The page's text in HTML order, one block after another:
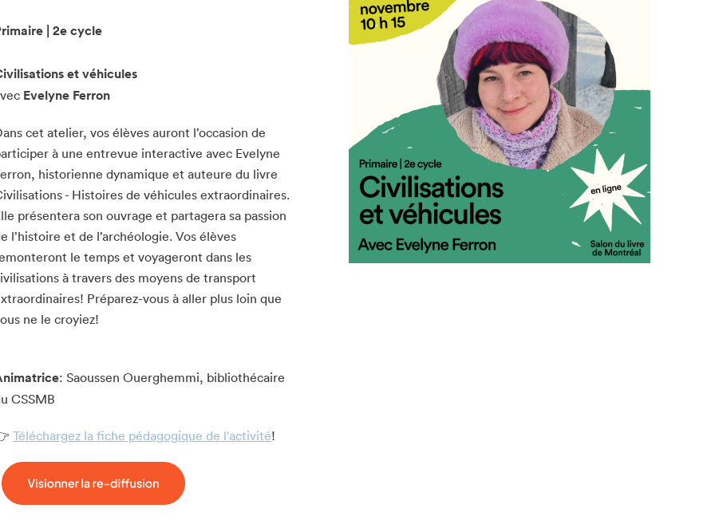
| 2e cycle
et véhicules
Evelyne Ferron
cet atelier, vos élèves auront l’occasion de
à une entrevue interactive avec Evelyne
historienne dynamique et auteure du livre
- Histoires de véhicules extraordinaires.
présentera son ouvrage et partagera sa passion
l’histoire et de l’archéologie. Vos élèves
le temps et voyageront dans les
à travers des moyens de transport
Préparez-vous à aller plus loin que
ne le croyiez!
: Saoussen Ouerghemmi, bibliothécaire
CSSMB
Téléchargez la fiche pédagogique de l'activité!